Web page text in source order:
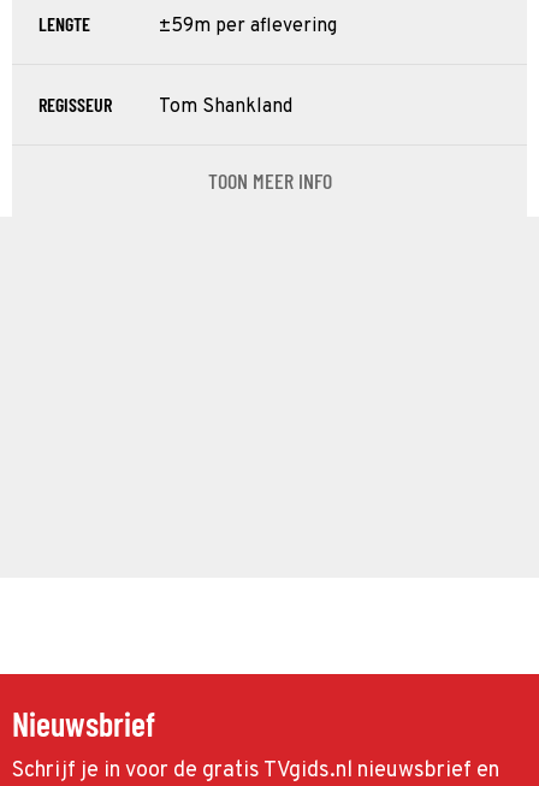
LENGTE ±59m per aflevering
REGISSEUR Tom Shankland
TOON MEER INFO
Nieuwsbrief
Schrijf je in voor de gratis TVgids.nl nieuwsbrief en